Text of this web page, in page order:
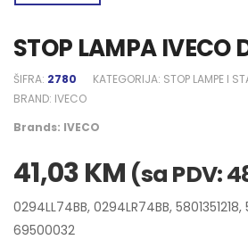
STOP LAMPA IVECO
ŠIFRA: 2780 KATEGORIJA: STOP LAMPE I
BRAND: IVECO
Brands: IVECO
41,03KM (sa PDV:
0294LL74BB, 0294LR74BB,
69500032